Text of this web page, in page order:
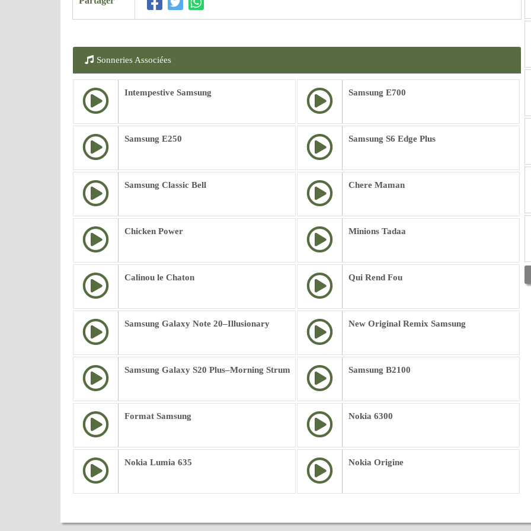
Sonneries Associées
Intempestive Samsung Samsung E700
Samsung E250 Samsung S6 Edge Plus
Samsung Classic Bell Chere Maman
Chicken Power Minions Tadaa
Calinou le Chaton Qui Rend Fou
Samsung Galaxy Note 20–Illusionary New Original Remix Samsung
Samsung Galaxy S20 Plus–Morning Strum Samsung B2100
Format Samsung Nokia 6300
Nokia Lumia 635 Nokia Origine